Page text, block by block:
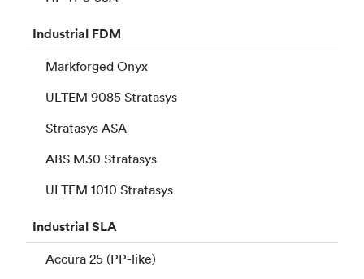
Industrial FDM
Markforged Onyx
ULTEM 9085 Stratasys
Stratasys ASA
ABS M30 Stratasys
ULTEM 1010 Stratasys
IndustrialSLA
Accura 25 (PP-like)